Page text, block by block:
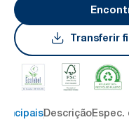
Transferir
DescriçãoEspec.